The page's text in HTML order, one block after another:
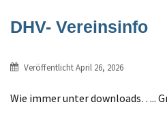
DHV- Vereinsinfo
VeröffentlichtApril 26, 2026
Wie immer unter downloads…..